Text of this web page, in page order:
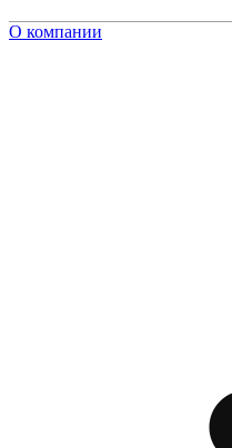
О компании